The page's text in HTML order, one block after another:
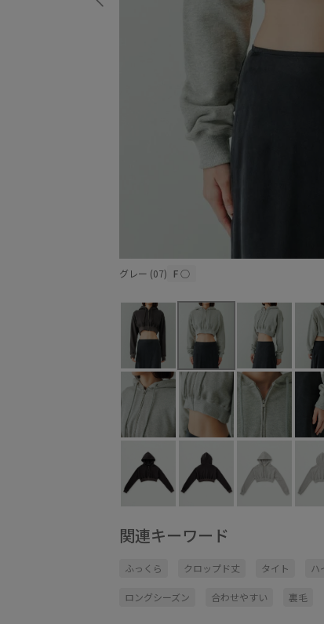
グレー (07) F○
関連キーワード
ふっくら クロップド丈 タイト ハ
ロングシーズン 合わせやすい 裏毛